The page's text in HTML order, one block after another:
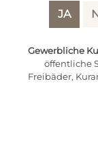
JA
Gewerbliche
öffentliche
Freibäder,